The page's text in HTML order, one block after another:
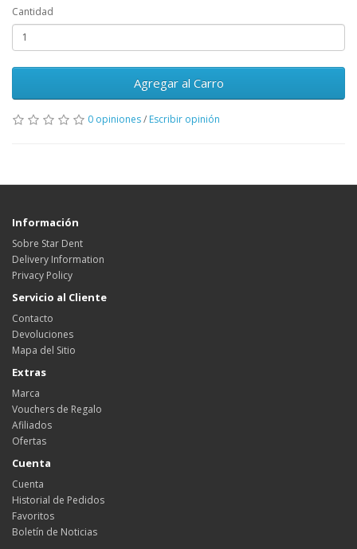
Cantidad
Agregar al Carro
0 opiniones/ Escribir opinión
Información
Sobre Star Dent
Delivery Information
Privacy Policy
Servicio al Cliente
Contacto
Devoluciones
Mapa del Sitio
Extras
Marca
Vouchers de Regalo
Afiliados
Ofertas
Cuenta
Cuenta
Historial de Pedidos
Favoritos
Boletín de Noticias